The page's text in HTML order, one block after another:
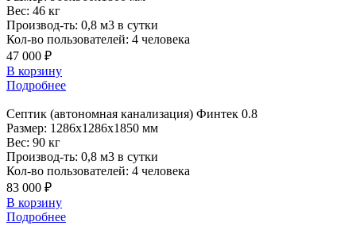
Вес: 46 кг
Производ-ть: 0,8 м3 в сутки
Кол-во пользователей: 4 человека
47 000 ₽
В корзину
Подробнее
Септик (автономная канализация) Финтек 0.8
Размер: 1286x1286x1850 мм
Вес: 90 кг
Производ-ть: 0,8 м3 в сутки
Кол-во пользователей: 4 человека
83 000 ₽
В корзину
Подробнее